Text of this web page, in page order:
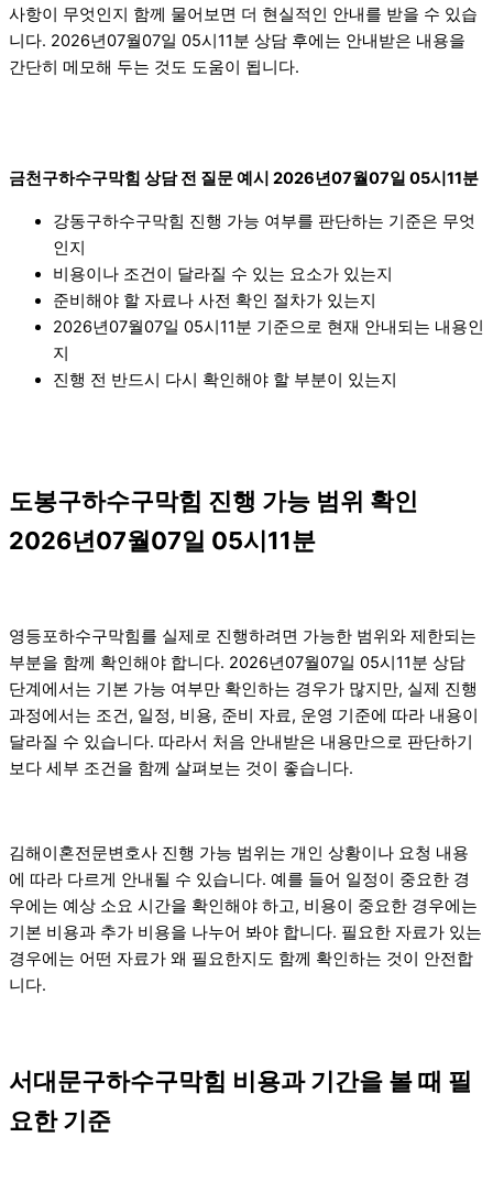
사항이 무엇인지 함께 물어보면 더 현실적인 안내를 받을 수 있습
니다. 2026년07월07일 05시11분 상담 후에는 안내받은 내용을
간단히 메모해 두는 것도 도움이 됩니다.
금천구하수구막힘 상담 전 질문 예시 2026년07월07일 05시11분
강동구하수구막힘 진행 가능 여부를 판단하는 기준은 무엇
인지
비용이나 조건이 달라질 수 있는 요소가 있는지
준비해야 할 자료나 사전 확인 절차가 있는지
2026년07월07일 05시11분 기준으로 현재 안내되는 내용인
지
진행 전 반드시 다시 확인해야 할 부분이 있는지
도봉구하수구막힘 진행 가능 범위 확인
2026년07월07일 05시11분
영등포하수구막힘를 실제로 진행하려면 가능한 범위와 제한되는
부분을 함께 확인해야 합니다. 2026년07월07일 05시11분 상담
단계에서는 기본 가능 여부만 확인하는 경우가 많지만, 실제 진행
과정에서는 조건, 일정, 비용, 준비 자료, 운영 기준에 따라 내용이
달라질 수 있습니다. 따라서 처음 안내받은 내용만으로 판단하기
보다 세부 조건을 함께 살펴보는 것이 좋습니다.
김해이혼전문변호사 진행 가능 범위는 개인 상황이나 요청 내용
에 따라 다르게 안내될 수 있습니다. 예를 들어 일정이 중요한 경
우에는 예상 소요 시간을 확인해야 하고, 비용이 중요한 경우에는
기본 비용과 추가 비용을 나누어 봐야 합니다. 필요한 자료가 있는
경우에는 어떤 자료가 왜 필요한지도 함께 확인하는 것이 안전합
니다.
서대문구하수구막힘 비용과 기간을 볼 때 필
요한 기준